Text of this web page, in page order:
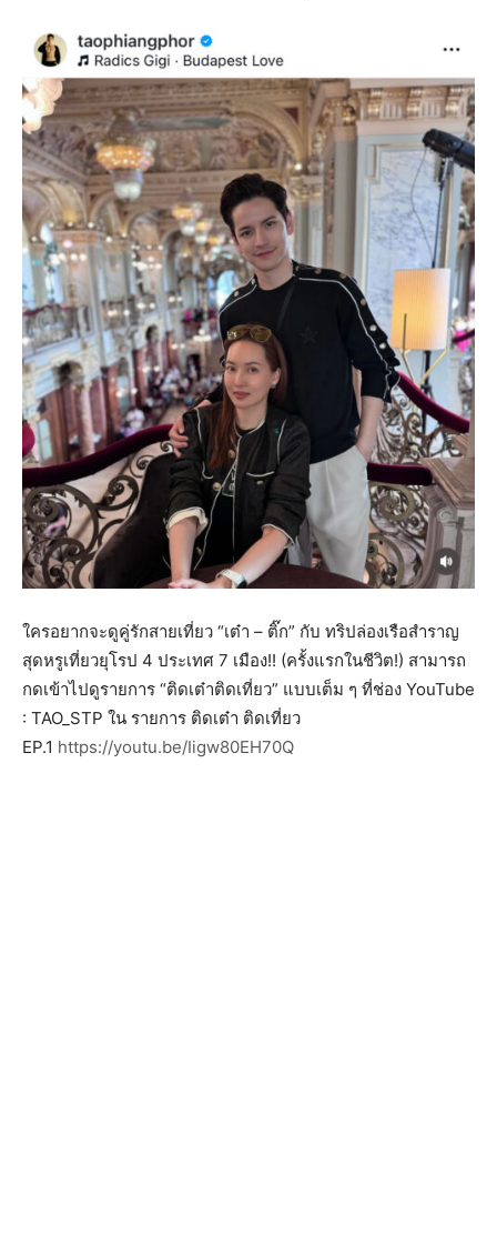
ใครอยากจะดูคู่รักสายเที่ยว “เต๋า – ติ๊ก” กับ ทริปล่องเรือสำราญ
สุดหรูเที่ยวยุโรป 4 ประเทศ 7 เมือง!! (ครั้งแรกในชีวิต!) สามารถ
กดเข้าไปดูรายการ “ติดเต๋าติดเที่ยว” แบบเต็ม ๆ ที่ช่อง YouTube
: TAO_STP ใน รายการ ติดเต๋า ติดเที่ยว
EP.1 https://youtu.be/Iigw80EH70Q